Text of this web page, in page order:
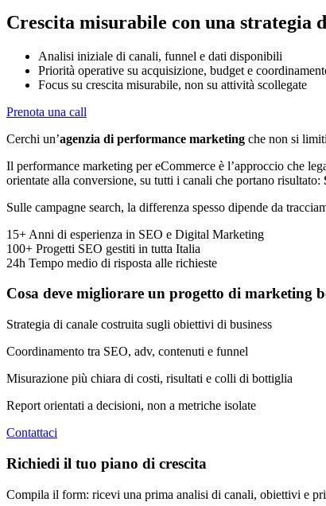
Crescita misurabile con una strategia
Analisi iniziale di canali, funnel e dati disponibili
Priorità operative su acquisizione, budget e
Focus su crescita misurabile, non su attività scollegate
Prenota una call
Cerchi un’agenzia di performance marketing che non si
Il performance marketing per eCommerce è l’approccio che
orientate alla conversione, su tutti i canali che portano risultato:
Sulle campagne search, la differenza spesso dipende da
15+ Anni di esperienza in SEO e Digital Marketing
100+ Progetti SEO gestiti in tutta Italia
24h Tempo medio di risposta alle richieste
Cosa deve migliorare un progetto di marketing
Strategia di canale costruita sugli obiettivi di business
Coordinamento tra SEO, adv, contenuti e funnel
Misurazione più chiara di costi, risultati e colli di bottiglia
Report orientati a decisioni, non a metriche isolate
Contattaci
Richiedi il tuo piano di crescita
Compila il form: ricevi una prima analisi di canali, obiettivi e